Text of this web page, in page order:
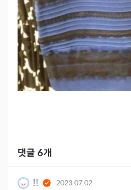
댓글 6개
!! 2023.07.02